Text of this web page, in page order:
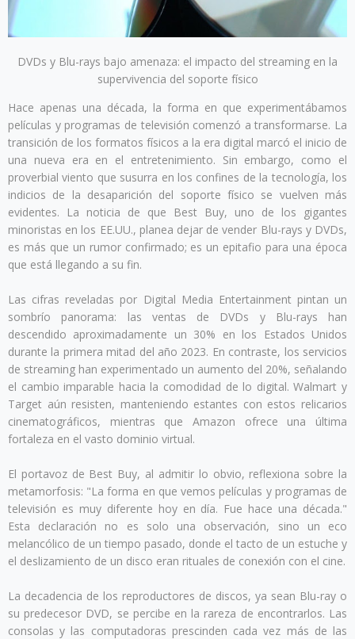
DVDs y Blu-rays bajo amenaza: el impacto del streaming en la
supervivencia del soporte físico
Hace apenas una década, la forma en que experimentábamos
películas y programas de televisión comenzó a transformarse. La
transición de los formatos físicos a la era digital marcó el inicio de
una nueva era en el entretenimiento. Sin embargo, como el
proverbial viento que susurra en los confines de la tecnología, los
indicios de la desaparición del soporte físico se vuelven más
evidentes. La noticia de que Best Buy, uno de los gigantes
minoristas en los EE.UU., planea dejar de vender Blu-rays y DVDs,
es más que un rumor confirmado; es un epitafio para una época
que está llegando a su fin.
Las cifras reveladas por Digital Media Entertainment pintan un
sombrío panorama: las ventas de DVDs y Blu-rays han
descendido aproximadamente un 30% en los Estados Unidos
durante la primera mitad del año 2023. En contraste, los servicios
de streaming han experimentado un aumento del 20%, señalando
el cambio imparable hacia la comodidad de lo digital. Walmart y
Target aún resisten, manteniendo estantes con estos relicarios
cinematográficos, mientras que Amazon ofrece una última
fortaleza en el vasto dominio virtual.
El portavoz de Best Buy, al admitir lo obvio, reflexiona sobre la
metamorfosis: "La forma en que vemos películas y programas de
televisión es muy diferente hoy en día. Fue hace una década."
Esta declaración no es solo una observación, sino un eco
melancólico de un tiempo pasado, donde el tacto de un estuche y
el deslizamiento de un disco eran rituales de conexión con el cine.
La decadencia de los reproductores de discos, ya sean Blu-ray o
su predecesor DVD, se percibe en la rareza de encontrarlos. Las
consolas y las computadoras prescinden cada vez más de las